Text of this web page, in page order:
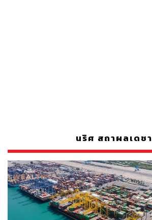
นริศ สถาผลเดชา